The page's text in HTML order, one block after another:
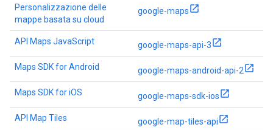
Personalizzazione delle
mappe basata su cloud
google-maps
API Maps JavaScript google-maps-api-3
Maps SDK for Android google-maps-android-api-2
Maps SDK for iOS google-maps-sdk-ios
API Map Tiles google-map-tiles-api